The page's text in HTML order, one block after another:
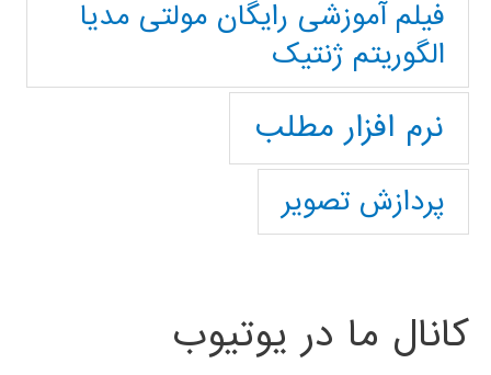
فیلم آموزشی رایگان مولتی مدیا
الگوریتم ژنتیک
نرم افزار مطلب
پردازش تصویر
کانال ما در یوتیوب